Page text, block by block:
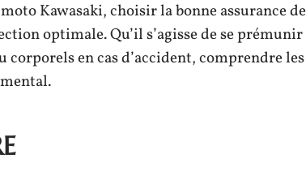
moto Kawasaki, choisir la bonne assurance
optimale. Qu’il s’agisse de se
corporels en cas d’accident, comprendre